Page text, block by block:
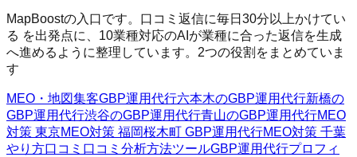
MapBoostの入口です。口コミ返信に毎日30分以上かけてい
る を出発点に、10業種対応のAIが業種に合った返信を生成
へ進めるように整理しています。2つの役割をまとめていま
す
MEO・地図集客GBP運用代行六本木のGBP運用代行新橋の
GBP運用代行渋谷のGBP運用代行青山のGBP運用代行MEO
対策 東京MEO対策 福岡桜木町 GBP運用代行MEO対策 千葉
やり方口コミ 口コミ分析方法ツールGBP運用代行プロフィ